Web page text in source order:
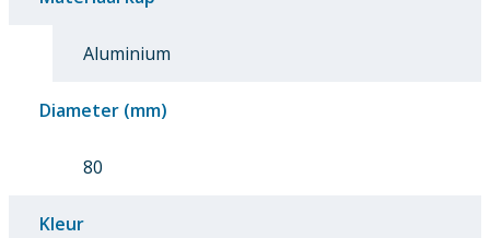
Aluminium
Diameter (mm)
80
Kleur